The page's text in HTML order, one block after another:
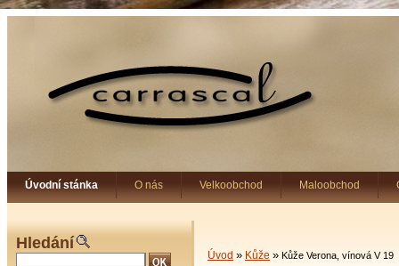
Úvodní stánka O nás Velkoobchod Maloobchod
Hledání
Úvod » Kůže » Kůže Verona, vínová V 19